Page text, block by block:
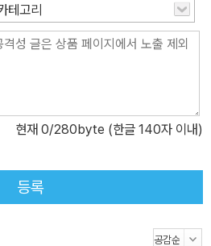
테고리
현재 0/280byte (한글 140자 이내)
등록